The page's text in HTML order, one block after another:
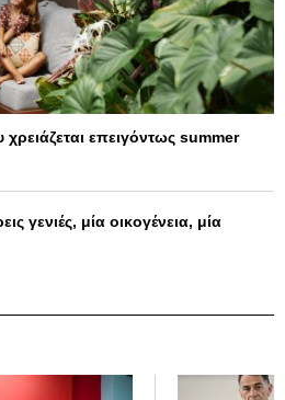
επειγόντως summer
γενιές, μία οικογένεια, μία